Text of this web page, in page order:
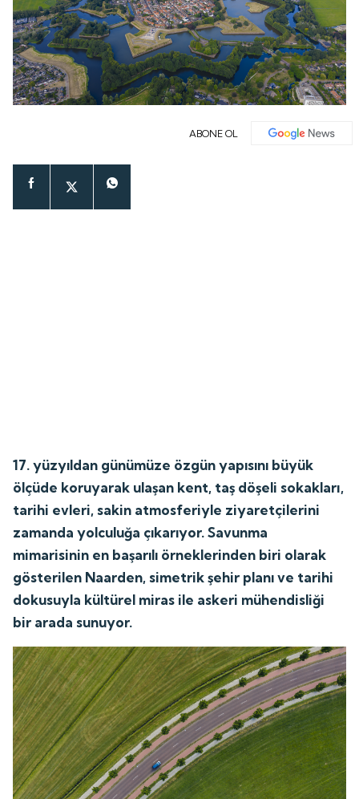
ABONE OL
17. yüzyıldan günümüze özgün yapısını büyük
ölçüde koruyarak ulaşan kent, taş döşeli sokakları,
tarihi evleri, sakin atmosferiyle ziyaretçilerini
zamanda yolculuğa çıkarıyor. Savunma
mimarisinin en başarılı örneklerinden biri olarak
gösterilen Naarden, simetrik şehir planı ve tarihi
dokusuyla kültürel miras ile askeri mühendisliği
bir arada sunuyor.